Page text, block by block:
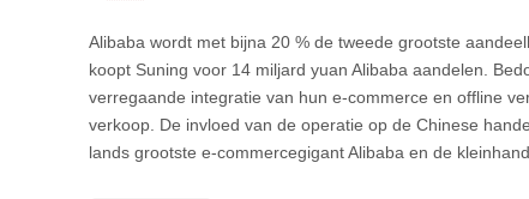
Alibaba wordt met bijna 20 % de tweede grootste
koopt Suning voor 14 miljard yuan Alibaba aandelen.
verregaande integratie van hun e-commerce en offline
verkoop. De invloed van de operatie op de Chinese
lands grootste e-commercegigant Alibaba en de